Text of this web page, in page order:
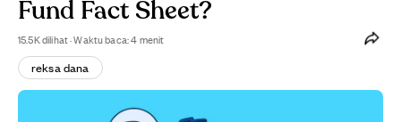
Fund Fact Sheet?
15.5Kdilihat·Waktu baca: 4 menit
reksa dana